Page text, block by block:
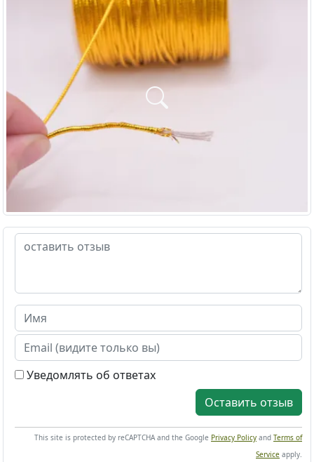
Уведомлять об ответах
Оставить отзыв
This site is protected by reCAPTCHA and the Google Privacy Policy and Terms of
Service apply.